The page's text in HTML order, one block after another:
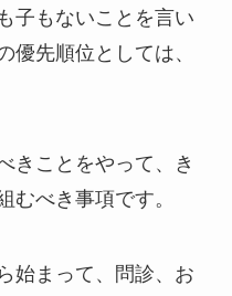
子もないことを言い
優先順位としては、
きことをやって、き
むべき事項です。
始まって、問診、お